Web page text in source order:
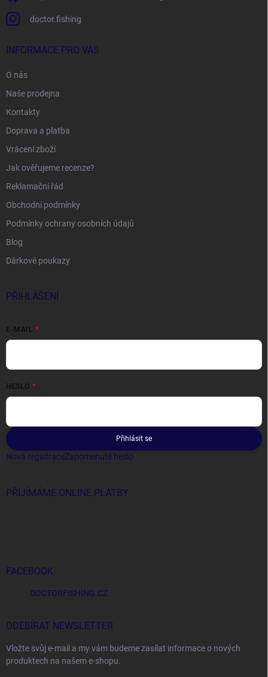
doctor.fishing
INFORMACE PRO VÁS
O nás
Naše prodejna
Kontakty
Doprava a platba
Vrácení zboží
Jak ověřujeme recenze?
Reklamační řád
Obchodní podmínky
Podmínky ochrany osobních údajů
Blog
Dárkové poukazy
PŘIHLÁŠENÍ
E-MAIL
HESLO
Přihlásit se
Nová registraceZapomenuté heslo
PŘIJÍMÁME ONLINE PLATBY
FACEBOOK
DOCTORFISHING.CZ
ODEBÍRAT NEWSLETTER
Vložte svůj e-mail a my vám budeme zasílat informace o nových
produktech na našem e-shopu.